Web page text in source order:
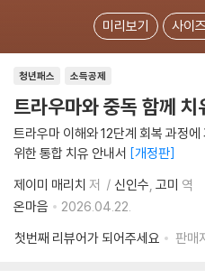
미리보기 사이
소득공제
청년패스
트라우마와 중독 함께 치
트라우마 이해와 12단계 회복 과정에
위한 통합 치유 안내서 개정판
제이미 매리치 저 신인수 고미 역
온마음
2026.04.22.
첫번째 리뷰어가 되어주세요
판매